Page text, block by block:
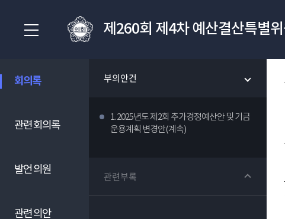
제260회 제4차 예산결산특별위
회의록 부의안건
1. 2025년도 제2회 추가경정예산안 및 기금
운용계획 변경안(계속)
관련부록
관련 회의록
발언 의원
관련 의안